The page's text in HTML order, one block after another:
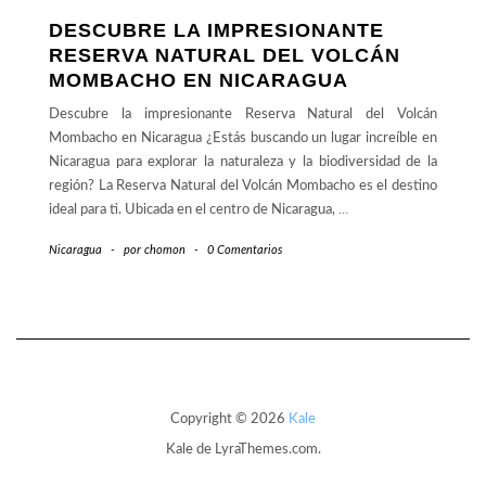
DESCUBRE LA IMPRESIONANTE
RESERVA NATURAL DEL VOLCÁN
MOMBACHO EN NICARAGUA
Descubre la impresionante Reserva Natural del Volcán
Mombacho en Nicaragua ¿Estás buscando un lugar increíble en
Nicaragua para explorar la naturaleza y la biodiversidad de la
región? La Reserva Natural del Volcán Mombacho es el destino
ideal para ti. Ubicada en el centro de Nicaragua, …
Nicaragua - por chomon - 0 Comentarios
Copyright © 2026 Kale
Kalede LyraThemes.com.